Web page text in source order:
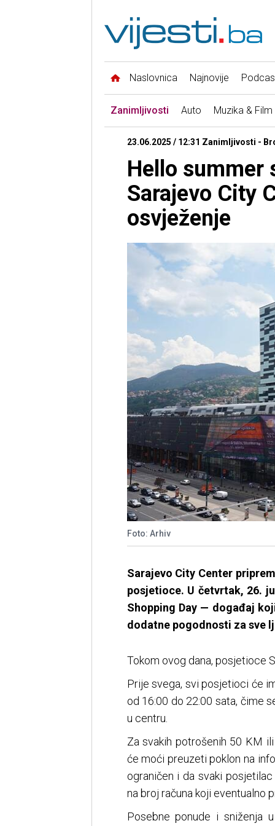
Naslovnica Najnovije
Zanimljivosti Auto Muzika & Film
23.06.2025 / 12:31 Zanimljivosti -
Hello summer
Sarajevo City
osvježenje
Foto: Arhiv
Sarajevo City Center
posjetioce. U četvrtak, 26.
Shopping Day — događaj
dodatne pogodnosti za sve
Tokom ovog dana, posjetioce
Prije svega, svi posjetioci će
od 16:00 do 22:00 sata, čime
u centru.
Za svakih potrošenih 50 KM
će moći preuzeti poklon na
ograničen i da svaki
na broj računa koji eventualno
Posebne ponude i sniženja